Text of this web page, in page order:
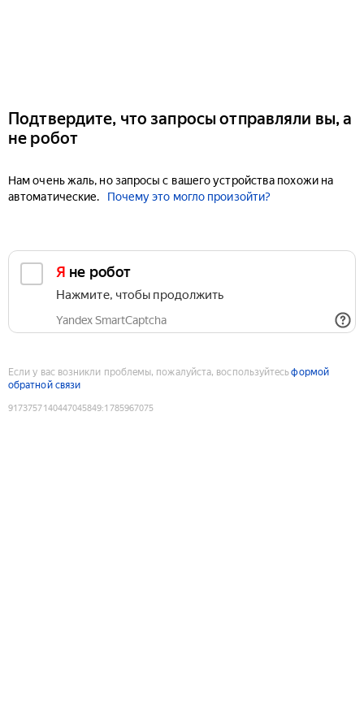
Подтвердите, что запросы отправляли вы, а
не робот
Нам очень жаль, но запросы с вашего устройства похожи на
автоматические.
Почему это могло произойти?
Я не робот
Нажмите, чтобы продолжить
Yandex SmartCaptcha
Если у вас возникли проблемы, пожалуйста, воспользуйтесьформой
обратной связи
9173757140447045849:1785967075